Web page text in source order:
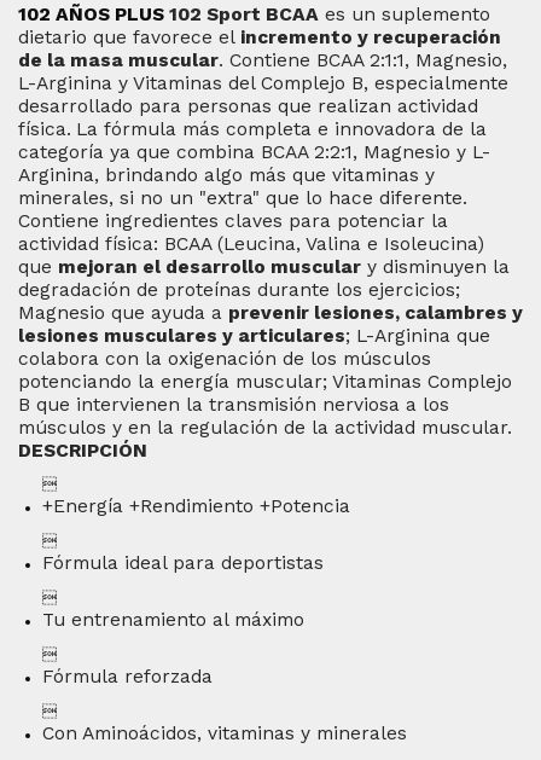
102 AÑOS PLUS 102 Sport BCAA es un suplemento
dietario que favorece el incremento y recuperación
de la masa muscular. Contiene BCAA 2:1:1, Magnesio,
L-Arginina y Vitaminas del Complejo B, especialmente
desarrollado para personas que realizan actividad
física. La fórmula más completa e innovadora de la
categoría ya que combina BCAA 2:2:1, Magnesio y L-
Arginina, brindando algo más que vitaminas y
minerales, si no un "extra" que lo hace diferente.
Contiene ingredientes claves para potenciar la
actividad física: BCAA (Leucina, Valina e Isoleucina)
que mejoran el desarrollo muscular y disminuyen la
degradación de proteínas durante los ejercicios;
Magnesio que ayuda a prevenir lesiones, calambres y
lesiones musculares y articulares; L-Arginina que
colabora con la oxigenación de los músculos
potenciando la energía muscular; Vitaminas Complejo
B que intervienen la transmisión nerviosa a los
músculos y en la regulación de la actividad muscular.
DESCRIPCIÓN

+Energía +Rendimiento +Potencia

Fórmula ideal para deportistas

Tu entrenamiento al máximo

Fórmula reforzada

Con Aminoácidos, vitaminas y minerales